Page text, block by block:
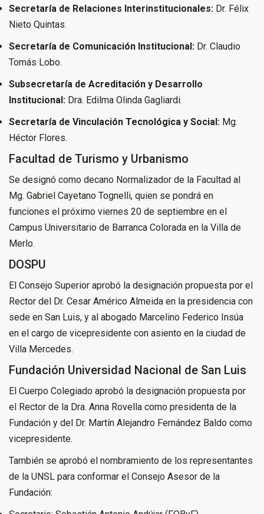
Secretaría de Relaciones Interinstitucionales: Dr. Félix
Nieto Quintas.
Secretaría de Comunicación Institucional: Dr. Claudio
Tomás Lobo.
Subsecretaría de Acreditación y Desarrollo
Institucional: Dra. Edilma Olinda Gagliardi.
Secretaría de Vinculación Tecnológica y Social: Mg.
Héctor Flores.
Facultad de Turismo y Urbanismo
Se designó como decano Normalizador de la Facultad al
Mg. Gabriel Cayetano Tognelli, quien se pondrá en
funciones el próximo viernes 20 de septiembre en el
Campus Universitario de Barranca Colorada en la Villa de
Merlo.
DOSPU
El Consejo Superior aprobó la designación propuesta por el
Rector del Dr. Cesar Américo Almeida en la presidencia con
sede en San Luis, y al abogado Marcelino Federico Insúa
en el cargo de vicepresidente con asiento en la ciudad de
Villa Mercedes.
Fundación Universidad Nacional de San Luis
El Cuerpo Colegiado aprobó la designación propuesta por
el Rector de la Dra. Anna Rovella como presidenta de la
Fundación y del Dr. Martín Alejandro Fernández Baldo como
vicepresidente.
También se aprobó el nombramiento de los representantes
de la UNSL para conformar el Consejo Asesor de la
Fundación: